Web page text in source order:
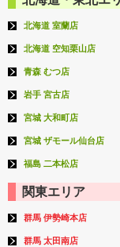
北海道 室蘭店
北海道 空知栗山店
青森 むつ店
岩手 宮古店
宮城 大和町店
宮城 ザモール仙台店
福島 二本松店
関東エリア
群馬 伊勢崎本店
群馬 太田南店